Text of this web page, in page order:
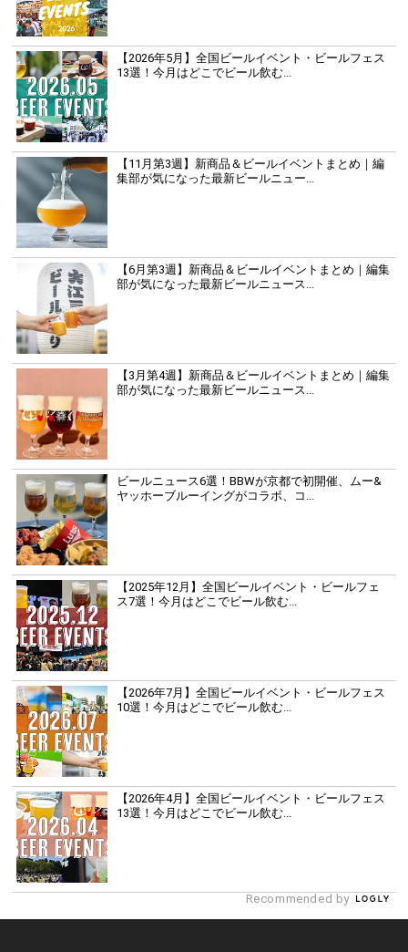
【2026年5月】全国ビールイベント・ビールフェス
13選！今月はどこでビール飲む...
【11月第3週】新商品＆ビールイベントまとめ｜編
集部が気になった最新ビールニュー...
【6月第3週】新商品＆ビールイベントまとめ｜編集
部が気になった最新ビールニュース...
【3月第4週】新商品＆ビールイベントまとめ｜編集
部が気になった最新ビールニュース...
ビールニュース6選！BBWが京都で初開催、ムー&
ヤッホーブルーイングがコラボ、コ...
【2025年12月】全国ビールイベント・ビールフェ
ス7選！今月はどこでビール飲む...
【2026年7月】全国ビールイベント・ビールフェス
10選！今月はどこでビール飲む...
【2026年4月】全国ビールイベント・ビールフェス
13選！今月はどこでビール飲む...
Recommended by